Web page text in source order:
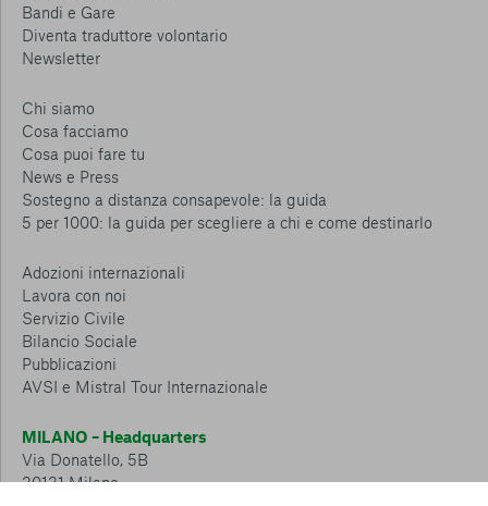
Bandi e Gare
Diventa traduttore volontario
Newsletter
Chi siamo
Cosa facciamo
Cosa puoi fare tu
News e Press
Sostegno a distanza consapevole: la guida
5 per 1000: la guida per scegliere a chi e come destinarlo
Adozioni internazionali
Lavora con noi
Servizio Civile
Bilancio Sociale
Pubblicazioni
AVSI e Mistral Tour Internazionale
MILANO – Headquarters
Via Donatello, 5B
20131 Milano